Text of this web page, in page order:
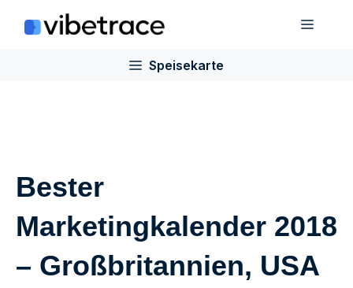
Inhalt
Speisekarte
Bester
Marketingkalender 2018
– Großbritannien, USA